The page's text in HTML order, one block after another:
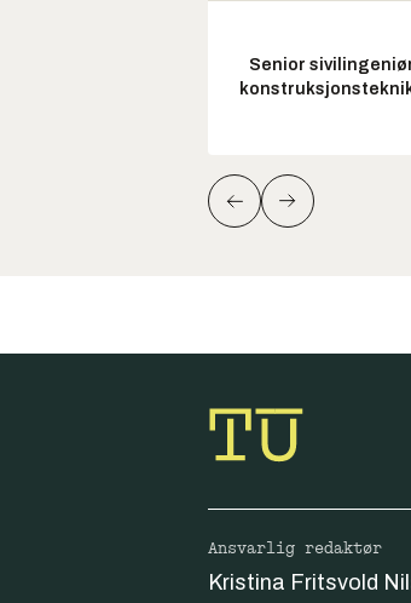
Senior
Ansvarlig redaktør
Kristina Fritsvold